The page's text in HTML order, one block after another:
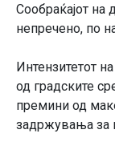
Сообраќајот
непречено, по
Интензитетот
од градските
премини од
задржувања за